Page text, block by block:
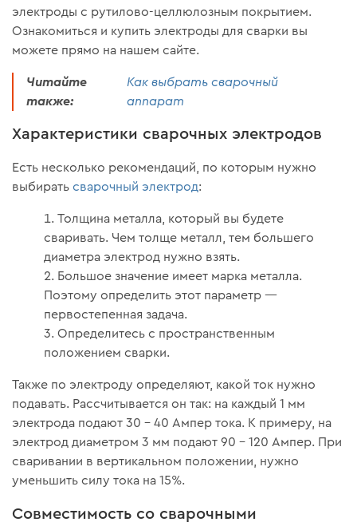
электроды с рутилово-целлюлозным покрытием.
Ознакомиться и купить электроды для сварки вы
можете прямо на нашем сайте.
Читайте
также:
Как выбрать сварочный
аппарат
Характеристики сварочных электродов
Есть несколько рекомендаций, по которым нужно
выбиратьсварочный электрод:
Толщина металла, который вы будете
сваривать. Чем толще металл, тем большего
диаметра электрод нужно взять.
Большое значение имеет марка металла.
Поэтому определить этот параметр —
первостепенная задача.
Определитесь с пространственным
положением сварки.
Также по электроду определяют, какой ток нужно
подавать. Рассчитывается он так: на каждый 1 мм
электрода подают 30 – 40 Ампер тока. К примеру, на
электрод диаметром 3 мм подают 90 – 120 Ампер. При
сваривании в вертикальном положении, нужно
уменьшить силу тока на 15%.
Совместимость со сварочными